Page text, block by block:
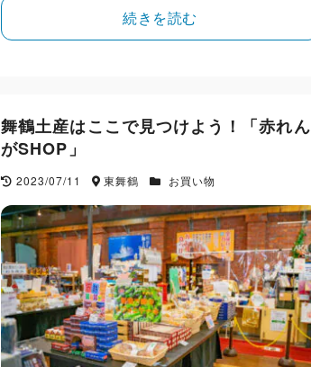
続きを読む
舞鶴土産はここで見つけよう！「赤れん
がSHOP」
2023/07/11 東舞鶴 お買い物